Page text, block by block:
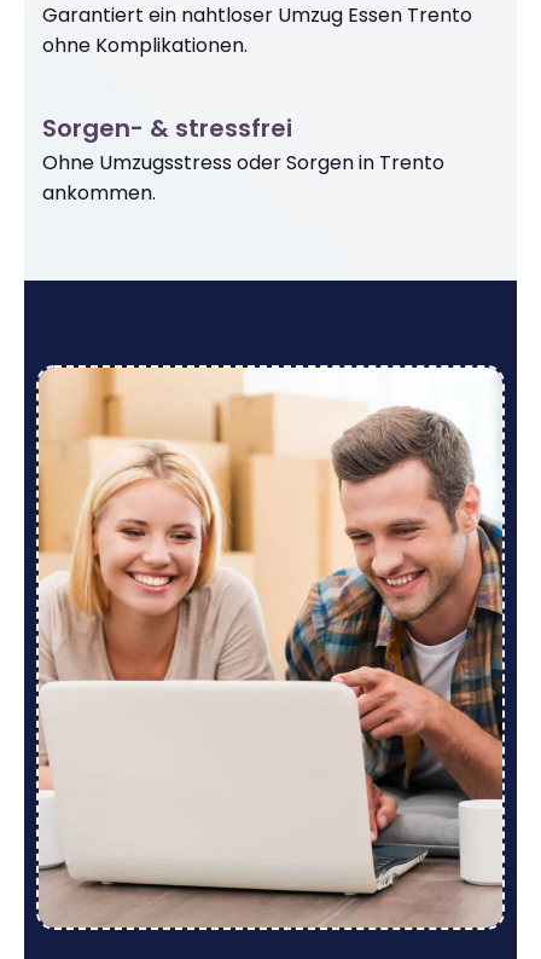
Garantiert ein nahtloser Umzug Essen Trento
ohne Komplikationen.
Sorgen- & stressfrei
Ohne Umzugsstress oder Sorgen in Trento
ankommen.